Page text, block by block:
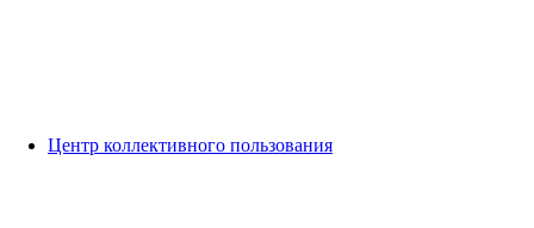
Центр коллективного пользования